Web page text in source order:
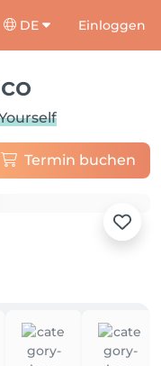
DE Einloggen
Termin buchen